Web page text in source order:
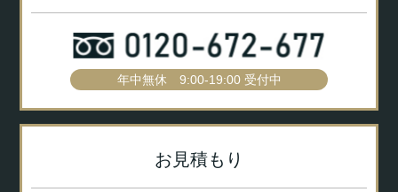
年中無休 9:00-19:00 受付中
お見積もり